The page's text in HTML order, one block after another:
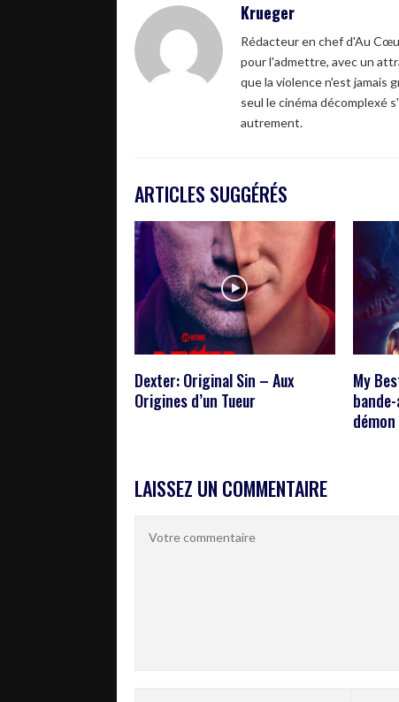
Krueger
Rédacteur en chef d'Au
pour l'admettre, avec un
que la violence n'est jamais
seul le cinéma décomplexé
autrement.
ARTICLES SUGGÉRÉS
Dexter: Original Sin – Aux
Origines d’un Tueur
My
LAISSEZ UN COMMENTAIRE